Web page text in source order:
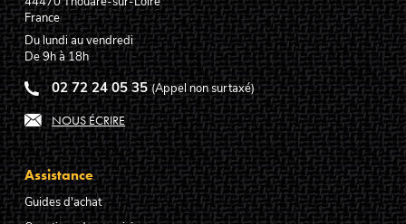
France
Du lundi au vendredi
De 9h à 18h
02 72 24 05 35 (Appel non surtaxé)
NOUS ÉCRIRE
Assistance
Guides d'achat